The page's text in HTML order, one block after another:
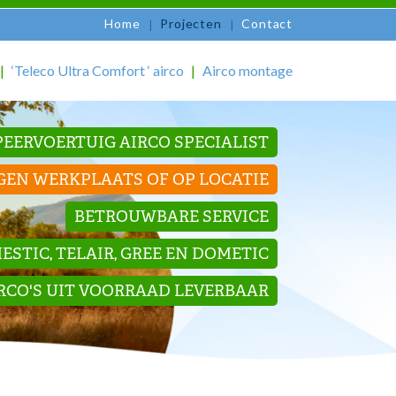
Home Projecten Contact
‘Teleco Ultra Comfort ‘ airco Airco montage
AIRCO SPECIALIST
WERKPLAATS OF OP LOCATIE
BETROUWBARE SERVICE
TELAIR, GREE EN DOMETIC
UIT VOORRAAD LEVERBAAR